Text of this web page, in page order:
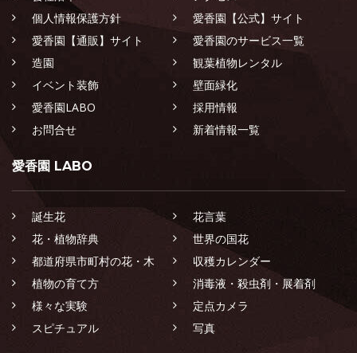
個人情報保護方針
愛香園【公式】サイト
愛香園【通販】サイト
愛香園のサービス一覧
造園
観葉植物レンタル
イベント装飾
壁面緑化
愛香園LABO
採用情報
お問合せ
新着情報一覧
愛香園 LABO
誕生花
花言葉
花・植物辞典
世界の国花
都道府県市町村の花・木
収穫カレンダー
植物の育て方
消毒液・殺虫剤・展着剤
様々な実験
定点カメラ
スピチュアル
写真